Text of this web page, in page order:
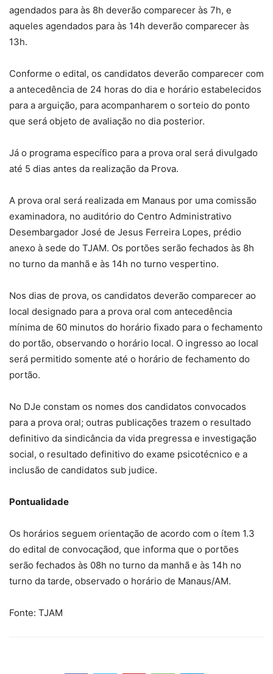
agendados para às 8h deverão comparecer às 7h, e
aqueles agendados para às 14h deverão comparecer às
13h.
Conforme o edital, os candidatos deverão comparecer com
a antecedência de 24 horas do dia e horário estabelecidos
para a arguição, para acompanharem o sorteio do ponto
que será objeto de avaliação no dia posterior.
Já o programa específico para a prova oral será divulgado
até 5 dias antes da realização da Prova.
A prova oral será realizada em Manaus por uma comissão
examinadora, no auditório do Centro Administrativo
Desembargador José de Jesus Ferreira Lopes, prédio
anexo à sede do TJAM. Os portões serão fechados às 8h
no turno da manhã e às 14h no turno vespertino.
Nos dias de prova, os candidatos deverão comparecer ao
local designado para a prova oral com antecedência
mínima de 60 minutos do horário fixado para o fechamento
do portão, observando o horário local. O ingresso ao local
será permitido somente até o horário de fechamento do
portão.
No DJe constam os nomes dos candidatos convocados
para a prova oral; outras publicações trazem o resultado
definitivo da sindicância da vida pregressa e investigação
social, o resultado definitivo do exame psicotécnico e a
inclusão de candidatos sub judice.
Pontualidade
Os horários seguem orientação de acordo com o ítem 1.3
do edital de convocaçãod, que informa que o portões
serão fechados às 08h no turno da manhã e às 14h no
turno da tarde, observado o horário de Manaus/AM.
Fonte: TJAM